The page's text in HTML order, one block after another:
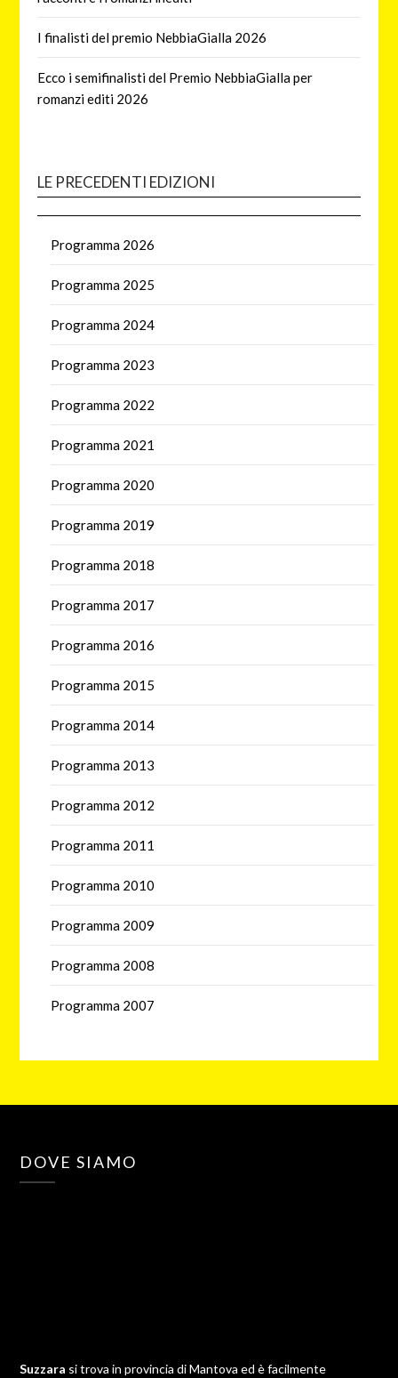
I finalisti del premio NebbiaGialla 2026
Ecco i semifinalisti del Premio NebbiaGialla per
romanzi editi 2026
LE PRECEDENTI EDIZIONI
Programma 2026
Programma 2025
Programma 2024
Programma 2023
Programma 2022
Programma 2021
Programma 2020
Programma 2019
Programma 2018
Programma 2017
Programma 2016
Programma 2015
Programma 2014
Programma 2013
Programma 2012
Programma 2011
Programma 2010
Programma 2009
Programma 2008
Programma 2007
DOVE SIAMO
Suzzara si trova in provincia di Mantova ed è facilmente